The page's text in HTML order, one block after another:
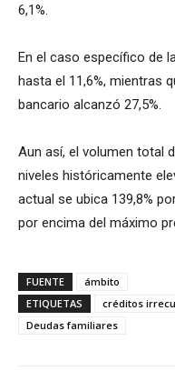
6,1%.
En el caso específico de
hasta el 11,6%, mientras
bancario alcanzó 27,5%.
Aun así, el volumen total
niveles históricamente
actual se ubica 139,8%
por encima del máximo
FUENTE
ámbito
ETIQUETAS
créditos
Deudas familiares